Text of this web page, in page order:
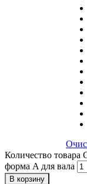
Количество товара
форма A для вала
В корзину